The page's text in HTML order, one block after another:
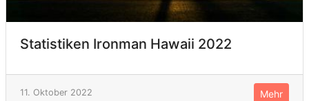
Statistiken Ironman Hawaii 2022
11. Oktober 2022 Mehr